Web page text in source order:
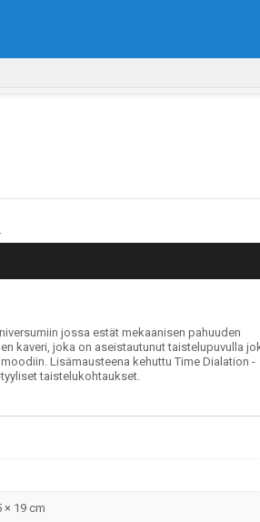
jossa estät mekaanisen pahuuden
kaveri, joka on aseistautunut taistelupuvulla
Lisämausteena kehuttu Time Dialation -
taistelukohtaukset.
× 19 cm